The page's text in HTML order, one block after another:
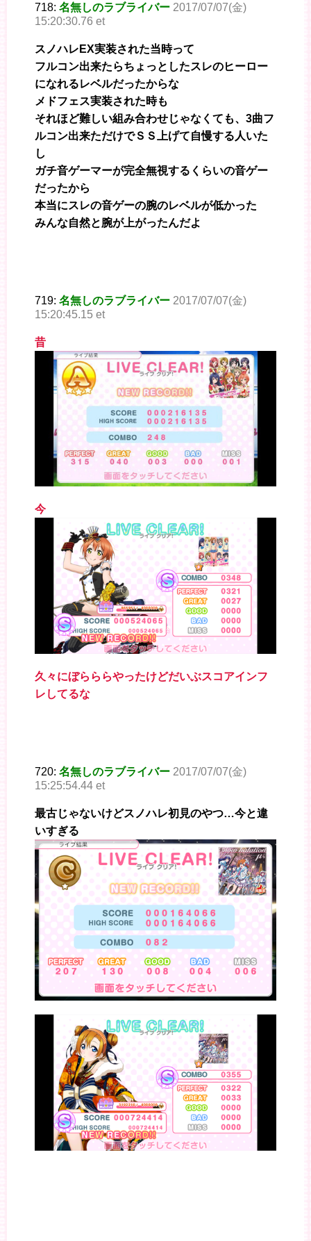
718: 名無しのラブライバー 2017/07/07(金)
15:20:30.76 et
スノハレEX実装された当時って
フルコン出来たらちょっとしたスレのヒーロー
になれるレベルだったからな
メドフェス実装された時も
それほど難しい組み合わせじゃなくても、3曲フ
ルコン出来ただけでＳＳ上げて自慢する人いた
し
ガチ音ゲーマーが完全無視するくらいの音ゲー
だったから
本当にスレの音ゲーの腕のレベルが低かった
みんな自然と腕が上がったんだよ
719: 名無しのラブライバー 2017/07/07(金)
15:20:45.15 et
昔
今
久々にぼらららやったけどだいぶスコアインフ
レしてるな
720: 名無しのラブライバー 2017/07/07(金)
15:25:54.44 et
最古じゃないけどスノハレ初見のやつ…今と違
いすぎる